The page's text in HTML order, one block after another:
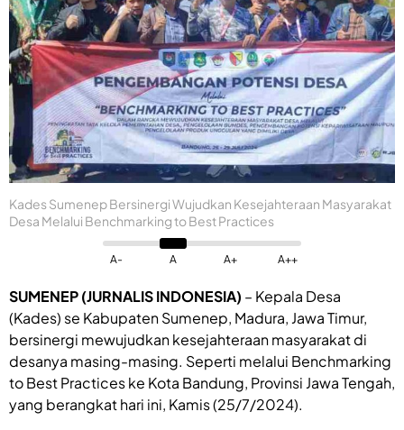
Kades Sumenep Bersinergi Wujudkan Kesejahteraan Masyarakat
Desa Melalui Benchmarking to Best Practices
A- A A+ A++
SUMENEP (JURNALIS INDONESIA) – Kepala Desa
(Kades) se Kabupaten Sumenep, Madura, Jawa Timur,
bersinergi mewujudkan kesejahteraan masyarakat di
desanya masing-masing. Seperti melalui Benchmarking
to Best Practices ke Kota Bandung, Provinsi Jawa Tengah,
yang berangkat hari ini, Kamis (25/7/2024).